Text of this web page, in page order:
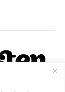
på nätet. Med